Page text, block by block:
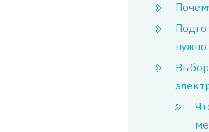
нужно